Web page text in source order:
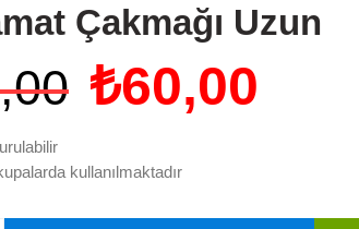
Çakmağı Uzun
₺60,00
kullanılmaktadır